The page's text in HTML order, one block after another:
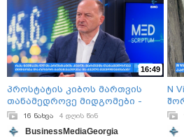
16:49
პროსტატის კიბოს მართვის
თანამედროვე მიდგომები -
გურამ ქარაზანაშვილი
16 ნახვა 4 დღის წინ
BusinessMediaGeorgia
N